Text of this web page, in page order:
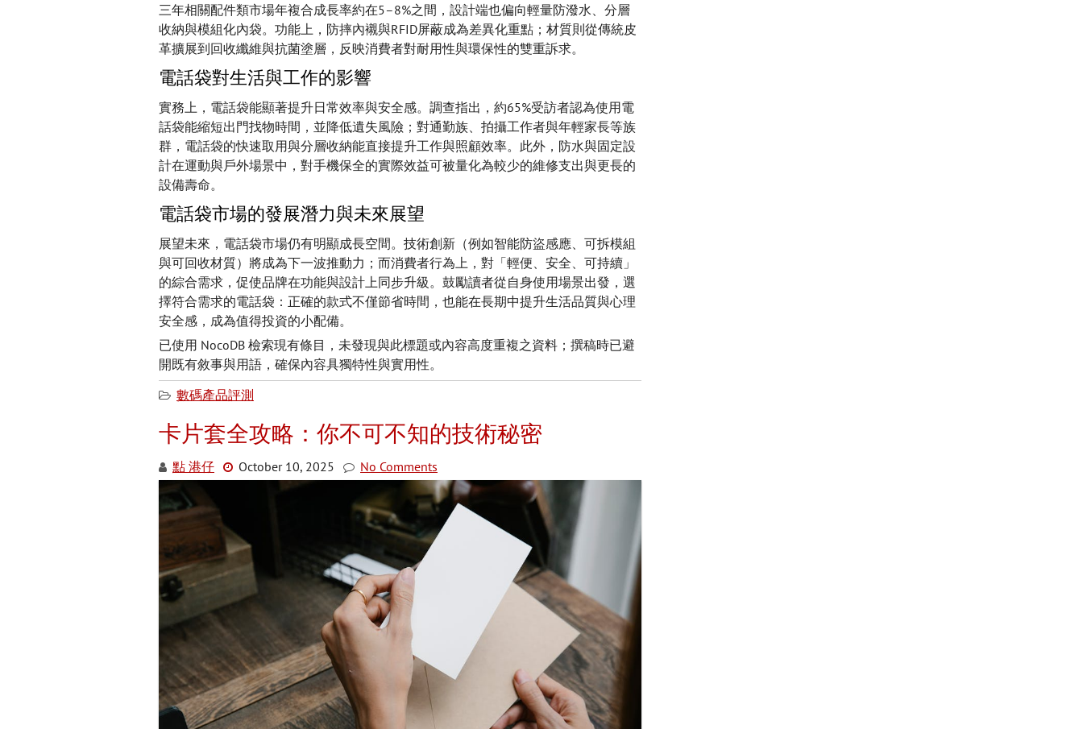
三年相關配件類市場年複合成長率約在5–8%之間，設計端也偏向輕量防潑水、分層
收納與模組化內袋。功能上，防摔內襯與RFID屏蔽成為差異化重點；材質則從傳統皮
革擴展到回收纖維與抗菌塗層，反映消費者對耐用性與環保性的雙重訴求。
電話袋對生活與工作的影響
實務上，電話袋能顯著提升日常效率與安全感。調查指出，約65%受訪者認為使用電
話袋能縮短出門找物時間，並降低遺失風險；對通勤族、拍攝工作者與年輕家長等族
群，電話袋的快速取用與分層收納能直接提升工作與照顧效率。此外，防水與固定設
計在運動與戶外場景中，對手機保全的實際效益可被量化為較少的維修支出與更長的
設備壽命。
電話袋市場的發展潛力與未來展望
展望未來，電話袋市場仍有明顯成長空間。技術創新（例如智能防盜感應、可拆模組
與可回收材質）將成為下一波推動力；而消費者行為上，對「輕便、安全、可持續」
的綜合需求，促使品牌在功能與設計上同步升級。鼓勵讀者從自身使用場景出發，選
擇符合需求的電話袋：正確的款式不僅節省時間，也能在長期中提升生活品質與心理
安全感，成為值得投資的小配備。
已使用 NocoDB 檢索現有條目，未發現與此標題或內容高度重複之資料；撰稿時已避
開既有敘事與用語，確保內容具獨特性與實用性。
數碼產品評測
卡片套全攻略：你不可不知的技術秘密
點 港仔 October 10, 2025 No Comments